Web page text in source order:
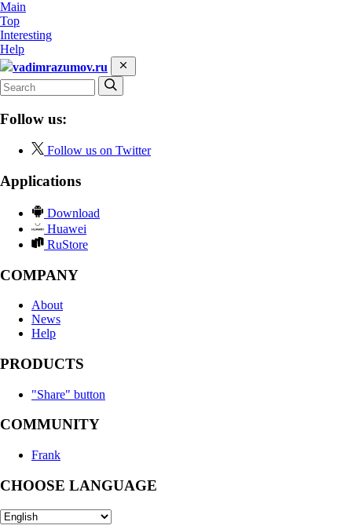
Main
Top
Interesting
Help
vadimrazumov.ru
Follow us:
Follow us on Twitter
Applications
Download
Huawei
RuStore
COMPANY
About
News
Help
PRODUCTS
"Share" button
COMMUNITY
Frank
CHOOSE LANGUAGE